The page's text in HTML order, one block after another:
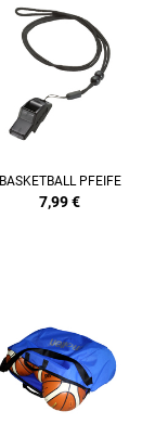
BASKETBALL PFEIFE
7,99€